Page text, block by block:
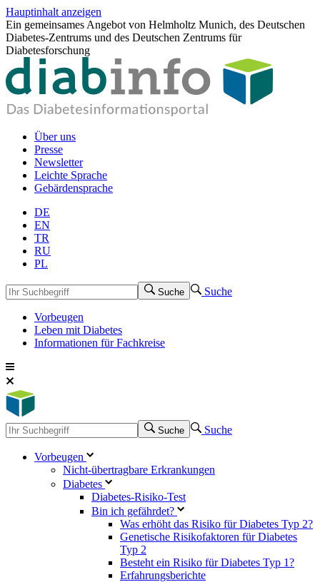
Hauptinhalt anzeigen
Ein gemeinsames Angebot von Helmholtz Munich, des Deutschen
Diabetes-Zentrums und des Deutschen Zentrums für
Diabetesforschung
Über uns
Presse
Newsletter
Leichte Sprache
Gebärdensprache
DE
EN
TR
RU
PL
Suche Suche
Vorbeugen
Leben mit Diabetes
Informationen für Fachkreise
Suche Suche
Vorbeugen
Nicht-übertragbare Erkrankungen
Diabetes
Diabetes-Risiko-Test
Bin ich gefährdet?
Was erhöht das Risiko für Diabetes Typ 2?
Genetische Risikofaktoren für Diabetes
Typ 2
Besteht ein Risiko für Diabetes Typ 1?
Erfahrungsberichte